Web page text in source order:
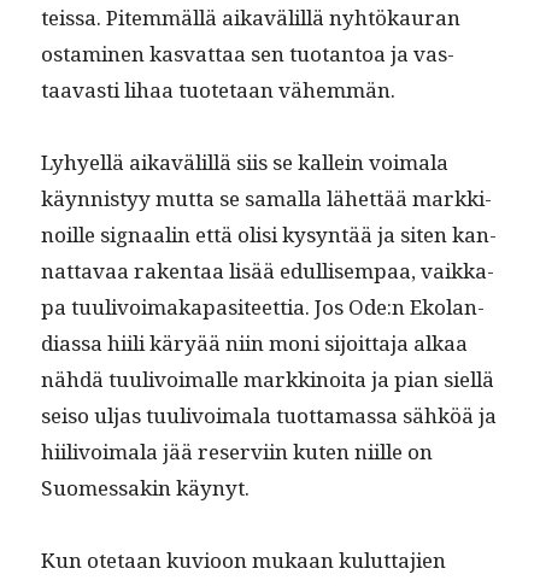
teis­sa. Pitem­mäl­lä aikavälil­lä nyhtökau­ran
ost­a­mi­nen kas­vat­taa sen tuotan­toa ja vas­
taavasti lihaa tuote­taan vähemmän.
Lyhyel­lä aikavälil­lä siis se kallein voimala
käyn­nistyy mut­ta se samal­la lähet­tää markki­
noille sig­naalin että olisi kysyn­tää ja siten kan­
nat­tavaa rak­en­taa lisää edullisem­paa, vaikka­
pa tuulivoimaka­p­a­siteet­tia. Jos Ode:n Ekolan­
di­as­sa hiili käryää niin moni sijoit­ta­ja alkaa
nähdä tuulivoimalle markki­noi­ta ja pian siel­lä
seiso uljas tuulivoimala tuot­ta­mas­sa sähköä ja
hiilivoimala jää reservi­in kuten niille on
Suomes­sakin käynyt.
Kun ote­taan kuvioon mukaan kulut­ta­jien